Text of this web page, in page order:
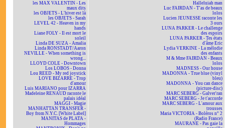
les MAX VALENTIN - Les
maux dits
les OBJETS - L'hiver est là
les OBJETS - Sarah
LEVEL 42 - Heaven in my
hands
Liane FOLY - Il est mort le
soleil
Linda DE SUZA - Amalia
Linda RONSTADT/Aaron
NEVILLE - When something is
wrong...
LLOYD COLE - Downtown
Los LOBOS - Donna
Lou REED - My red joystick
LOVE BIZARRE - Trop
d'amour
Luis MARIANO pour IZARRA
Madeleine RENAUD raconte le
palais idéal
MAGGI - Magie
MANHATTAN TRANSFER -
Boy from N.Y.C. [White Label]
MANITAS de PLATA -
Hommages
Halleluiah man
Luc FAIRDAN - T'as de beaux
lolos
Lucien JEUNESSE raconte les
3 ours
LUNA PARKER - Le challenge
des espoirs
LUNA PARKER - Tes états
d'âme Eric
Lydia VERKINE - La mélodie
des enfants
M & Mme FAIRDAN - Beaux
lolos
MADNESS - Our house
MADONNA - True blue (vinyl
bleu)
MADONNA - You can dance
(picture-disc)
MARC SEBERG - Galver'ran
MARC SEBERG - Je t'accorde
MARC SEBERG - L'amour aux
trousses
Maria VICTORIA - Boléros n° 2
(Radio France)
MAURANE - Pas gaie la